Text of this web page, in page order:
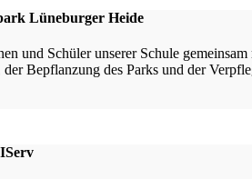
Lüneburger Heide
und Schüler unserer Schule
Bepflanzung des Parks und der